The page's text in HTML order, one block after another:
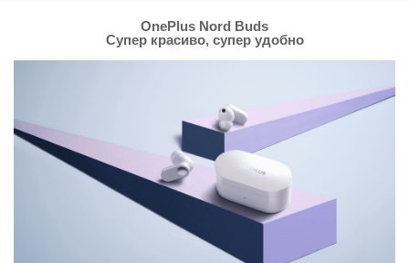
OnePlus Nord Buds
Супер красиво, супер удобно